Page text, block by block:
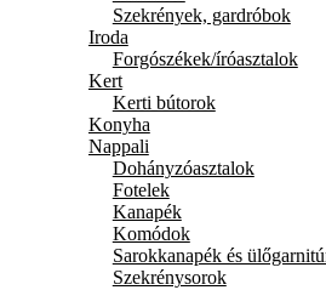
Szekrények, gardróbok
Iroda
Forgószékek/íróasztalok
Kert
Kerti bútorok
Konyha
Nappali
Dohányzóasztalok
Fotelek
Kanapék
Komódok
Sarokkanapék és
Szekrénysorok